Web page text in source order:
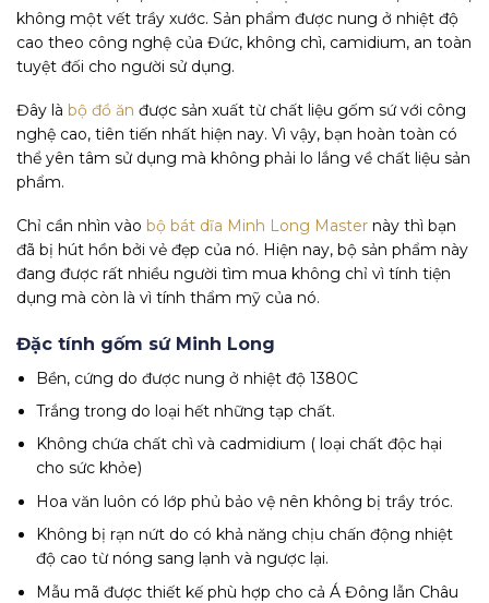
không một vết trầy xước. Sản phẩm được nung ở nhiệt độ
cao theo công nghệ của Đức, không chì, camidium, an toàn
tuyệt đối cho người sử dụng.
Đây là bộ đồ ăn được sản xuất từ chất liệu gốm sứ với công
nghệ cao, tiên tiến nhất hiện nay. Vì vậy, bạn hoàn toàn có
thể yên tâm sử dụng mà không phải lo lắng về chất liệu sản
phẩm.
Chỉ cần nhìn vào bộ bát dĩa Minh Long Master này thì bạn
đã bị hút hồn bởi vẻ đẹp của nó. Hiện nay, bộ sản phẩm này
đang được rất nhiều người tìm mua không chỉ vì tính tiện
dụng mà còn là vì tính thẩm mỹ của nó.
Đặc tính gốm sứ Minh Long
Bền, cứng do được nung ở nhiệt độ 1380C
Trắng trong do loại hết những tạp chất.
Không chứa chất chì và cadmidium ( loại chất độc hại
cho sức khỏe)
Hoa văn luôn có lớp phủ bảo vệ nên không bị trầy tróc.
Không bị rạn nứt do có khả năng chịu chấn động nhiệt
độ cao từ nóng sang lạnh và ngược lại.
Mẫu mã được thiết kế phù hợp cho cả Á Đông lẫn Châu